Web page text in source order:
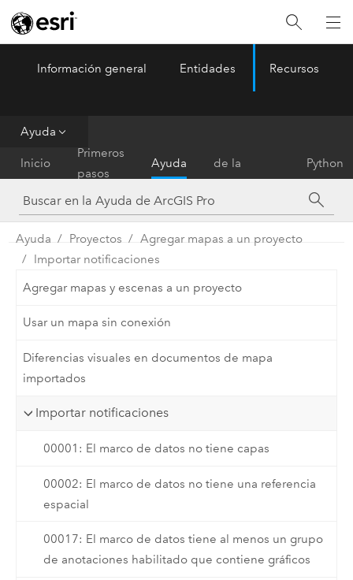
ArcGIS Pro Menu
Información general Entidades Recursos
Ayuda
Inicio
Primeros
pasos
Ayuda
de la
herramienta
Python
Ayuda Proyectos
Agregar mapas a un proyecto
Importar notificaciones
Agregar mapas y escenas a un proyecto
Usar un mapa sin conexión
Diferencias visuales en documentos de mapa
importados
Importar notificaciones
00001: El marco de datos no tiene capas
00002: El marco de datos no tiene una referencia
espacial
00017: El marco de datos tiene al menos un grupo
de anotaciones habilitado que contiene gráficos